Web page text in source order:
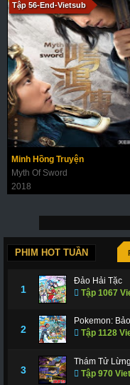
Tập 56-End-Vietsub
Minh Hồng Truyện
Myth Of Sword
2018
PHIM HOT TUẦN
1
Đảo Hải Tặc
Tập 1067
2
Pokemon:
Tập 1128
3
Thám Tử
Tập 970